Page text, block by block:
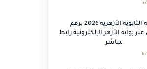
نتيجة الثانوية الأزهرية 2026 برقم
بوابة الأزهر الإلكترونية رابط
مباشر
6/